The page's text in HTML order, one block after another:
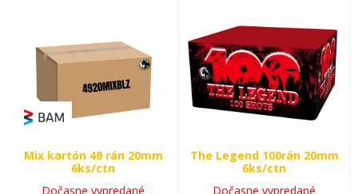
Mix kartón 49 rán 20mm
6ks/ctn
Dočasne vypredané
The Legend 100rán 20mm
6ks/ctn
Dočasne vypredané